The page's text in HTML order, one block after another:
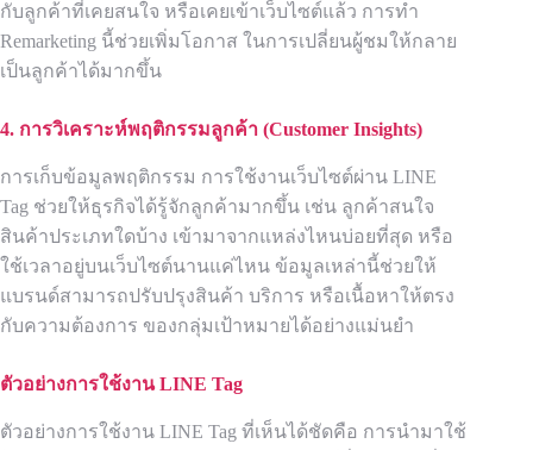
กับลูกค้าที่เคยสนใจ หรือเคยเข้าเว็บไซต์แล้ว การทำ
Remarketing นี้ช่วยเพิ่มโอกาส ในการเปลี่ยนผู้ชมให้กลาย
เป็นลูกค้าได้มากขึ้น
4. การวิเคราะห์พฤติกรรมลูกค้า (Customer Insights)
การเก็บข้อมูลพฤติกรรม การใช้งานเว็บไซต์ผ่าน LINE
Tag ช่วยให้ธุรกิจได้รู้จักลูกค้ามากขึ้น เช่น ลูกค้าสนใจ
สินค้าประเภทใดบ้าง เข้ามาจากแหล่งไหนบ่อยที่สุด หรือ
ใช้เวลาอยู่บนเว็บไซต์นานแค่ไหน ข้อมูลเหล่านี้ช่วยให้
แบรนด์สามารถปรับปรุงสินค้า บริการ หรือเนื้อหาให้ตรง
กับความต้องการ ของกลุ่มเป้าหมายได้อย่างแม่นยำ
ตัวอย่างการใช้งานLINE Tag
ตัวอย่างการใช้งาน LINE Tag ที่เห็นได้ชัดคือ การนำมาใช้